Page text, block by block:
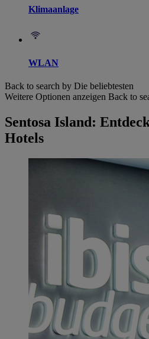
Klimaanlage
WLAN
Back to search by Die beliebtesten
Weitere Optionen anzeigen Back to
Sentosa Island:
Hotels